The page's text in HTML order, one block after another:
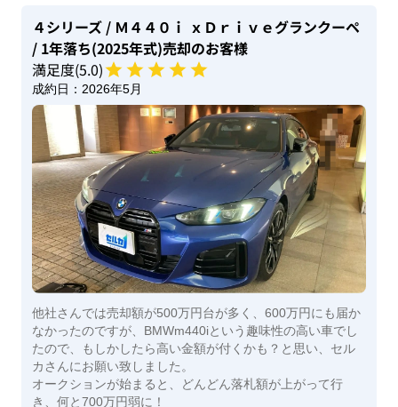
４シリーズ / Ｍ４４０ｉ ｘＤｒｉｖｅグランクーペ
/ 1年落ち(2025年式)売却のお客様
満足度(5.0)
成約日： 2026年5月
他社さんでは売却額が500万円台が多く、600万円にも届か
なかったのですが、BMWm440iという趣味性の高い車でし
たので、もしかしたら高い金額が付くかも？と思い、セル
カさんにお願い致しました。
オークションが始まると、どんどん落札額が上がって行
き、何と700万円弱に！